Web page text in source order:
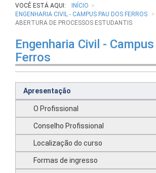
VOCÊ ESTÁ AQUI:
INÍCIO
ENGENHARIA CIVIL - CAMPUS PAU DOS FERROS
ABERTURA DE PROCESSOS ESTUDANTIS
Engenharia Civil -
Ferros
Apresentação
O Profissional
Conselho Profissional
Localização do curso
Formas de ingresso